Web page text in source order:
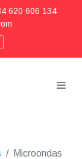
620 606 134
Microondas